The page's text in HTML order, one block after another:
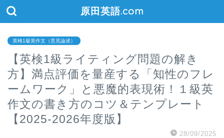
原田英語.com
英検1級英作文（意見論述）
【英検1級ライティング問題の解き
方】満点評価を量産する「知性のフレ
ームワーク」と悪魔的表現術！１級英
作文の書き方のコツ＆テンプレート
【2025-2026年度版】
28/09/2025